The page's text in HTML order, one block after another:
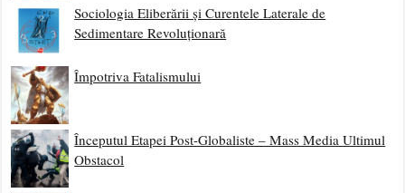
Sociologia Eliberării și Curentele Laterale de
Sedimentare Revoluționară
Împotriva Fatalismului
Începutul Etapei Post-Globaliste – Mass Media Ultimul
Obstacol